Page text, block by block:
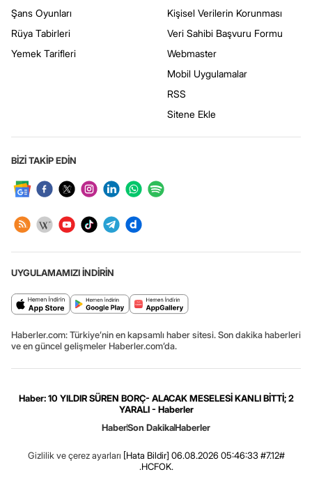
Şans Oyunları
Rüya Tabirleri
Yemek Tarifleri
Kişisel Verilerin Korunması
Veri Sahibi Başvuru Formu
Webmaster
Mobil Uygulamalar
RSS
Sitene Ekle
BİZİ TAKİP EDİN
UYGULAMAMIZI İNDİRİN
Haberler.com: Türkiye’nin en kapsamlı haber sitesi. Son dakika haberleri
ve en güncel gelişmeler Haberler.com’da.
Haber: 10 YILDIR SÜREN BORÇ- ALACAK MESELESİ KANLI BİTTİ; 2
YARALI - Haberler
HaberSon DakikaHaberler
Gizlilik ve çerez ayarları [Hata Bildir] 06.08.2026 05:46:33 #7.12#
.HCFOK.